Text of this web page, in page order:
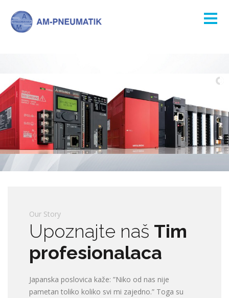
Our Story
Upoznajte naš Tim
profesionalaca
Japanska poslovica kaže: ”Niko od nas nije
pametan toliko koliko svi mi zajedno.” Toga su